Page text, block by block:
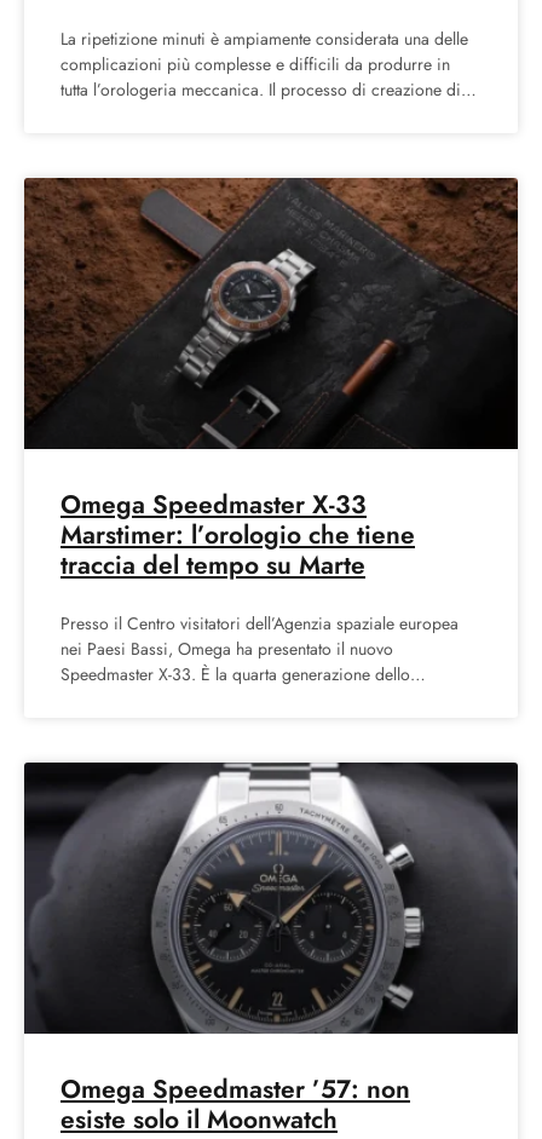
La ripetizione minuti è ampiamente considerata una delle
complicazioni più complesse e difficili da produrre in
tutta l’orologeria meccanica. Il processo di creazione di
Omega Speedmaster X-33
Marstimer: l’orologio che tiene
traccia del tempo su Marte
Presso il Centro visitatori dell’Agenzia spaziale europea
nei Paesi Bassi, Omega ha presentato il nuovo
Speedmaster X-33. È la quarta generazione dello
Omega Speedmaster ’57: non
esiste solo il Moonwatch